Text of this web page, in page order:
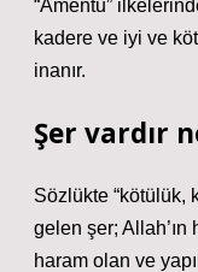
“Amentu”
kadere ve iyi ve
inanır.
Şer vardır
Sözlükte “kötülük,
gelen şer; Allah’ın
haram olan ve